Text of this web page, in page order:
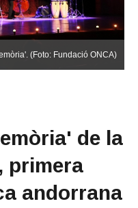
(Foto: Fundació ONCA)
de la
primera
andorrana